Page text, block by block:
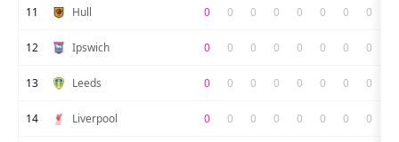
11 Hull 0 0 0 0 0 0 0 0
12 Ipswich 0 0 0 0 0 0 0 0
13 Leeds 0 0 0 0 0 0 0 0
14 Liverpool 0 0 0 0 0 0 0 0